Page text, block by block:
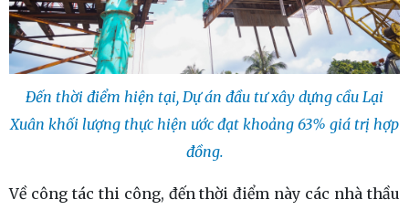
Đến thời điểm hiện tại, Dự án đầu tư xây dựng cầu Lại
Xuân khối lượng thực hiện ước đạt khoảng 63% giá trị hợp
đồng.
Về công tác thi công, đến thời điểm này các nhà thầu